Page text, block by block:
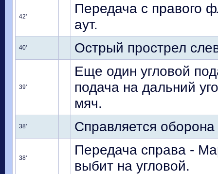
42'
Передача с правого
аут.
40' Острый прострел
39'
Еще один угловой
подача на дальний
мяч.
38' Справляется
38'
Передача справа -
выбит на угловой.